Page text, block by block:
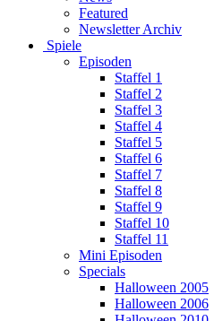
Featured
Newsletter Archiv
Spiele
Episoden
Staffel 1
Staffel 2
Staffel 3
Staffel 4
Staffel 5
Staffel 6
Staffel 7
Staffel 8
Staffel 9
Staffel 10
Staffel 11
Mini Episoden
Specials
Halloween 2005
Halloween 2006